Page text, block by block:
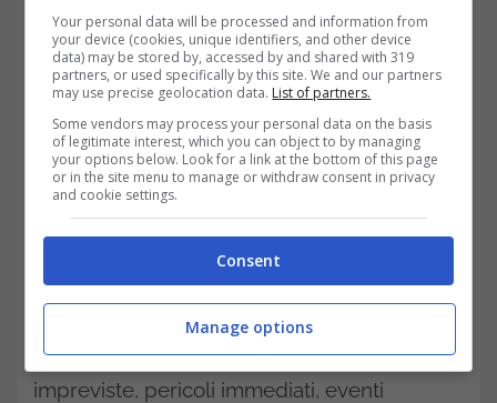
Non tutto però è nelle mani degli accordi
sindacali. Quando non ci sono indicazioni
straordinariopuò essere usato
fino a 250 ore all’anno. Deve però esserci
una necessità reale: esigenze produttive
impreviste, pericoli immediati, eventi
Your personal data will be processed and information from
your device (cookies, unique identifiers, and other device
data) may be stored by, accessed by and shared with 319
partners, or used specifically by this site. We and our partners
may use precise geolocation data. List of partners.
Some vendors may process your personal data on the basis
of legitimate interest, which you can object to by managing
your options below. Look for a link at the bottom of this page
or in the site menu to manage or withdraw consent in privacy
and cookie settings.
Consent
Manage options